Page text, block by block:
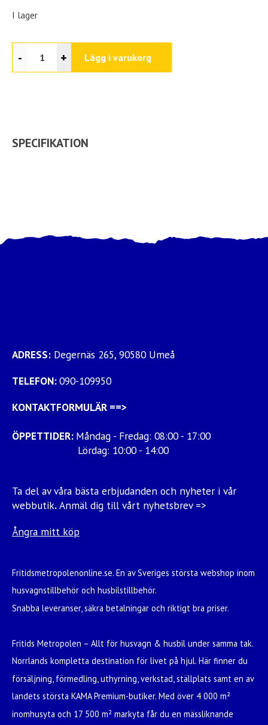
I lager
- + Lägg i varukorg
SPECIFIKATION
ADRESS: Degernäs 265, 90580 Umeå
TELEFON:090-109950
KONTAKTFORMULÄR ==>
ÖPPETTIDER: Måndag - Fredag: 08:00 - 17:00
Lördag: 10:00 - 14:00
Ta del av våra bästa erbjudanden och nyheter i vår
webbutik.Anmäl dig till vårt nyhetsbrev =>
Ångra mitt köp
Fritidsmetropolenonline.se. En av Sveriges största webshop inom
husvagnstillbehör och husbilstillbehör.
Snabba leveranser, säkra betalningar och riktigt bra priser.
Fritids Metropolen – Allt för husvagn & husbil under samma tak.
Norrlands kompletta destination för livet på hjul. Här finner du
försäljning, förmedling, uthyrning, verkstad, ställplats samt en av
landets största KAMA Premium-butiker. Med över 4 000 m²
inomhusyta och 17 500 m² markyta får du en mässliknande